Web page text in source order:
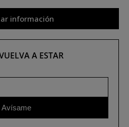
información
A ESTAR
Avísame